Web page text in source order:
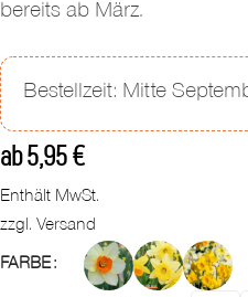
bereits ab März.
Bestellzeit: Mitte
ab 5,95 €
Enthält MwSt.
zzgl. Versand
FARBE